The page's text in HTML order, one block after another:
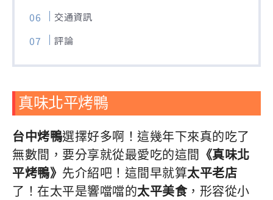
交通資訊
評論
真味北平烤鴨
台中烤鴨選擇好多啊！這幾年下來真的吃了
無數間，要分享就從最愛吃的這間 《真味北
平烤鴨》 先介紹吧！這間早就算太平老店
了！在太平是響噹噹的太平美食，形容從小